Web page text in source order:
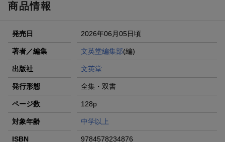
商品情報
発売日 2026年06月05日頃
著者／編集 文英堂編集部(編)
出版社 文英堂
発行形態 全集・双書
ページ数 128p
対象年齢 中学以上
ISBN 9784578234876